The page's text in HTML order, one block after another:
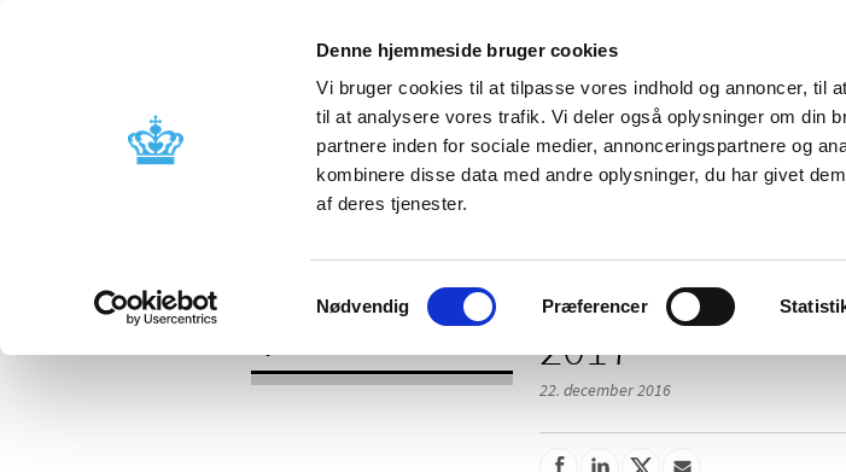
Denne hjemmeside bruger cookies
Vi bruger cookies til at tilpasse vores indhold og annoncer, til
til at analysere vores trafik. Vi deler også oplysninger om din
partnere inden for sociale medier, annonceringspartnere og
kombinere disse data med andre oplysninger, du har givet
af deres tjenester.
Samtykkevalg
Nødvendig Præferencer
Godkendelse og
Bivirkninger og
produktinformation
Tilskud og
2017
22. december 2016